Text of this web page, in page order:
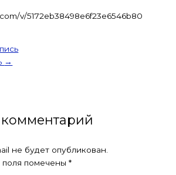
v/5172eb38498e6f23e6546b80
→
комментарий
не будет опубликован.
поля помечены *